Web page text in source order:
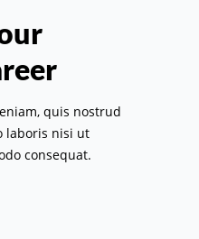
quis nostrud
laboris nisi ut
consequat.